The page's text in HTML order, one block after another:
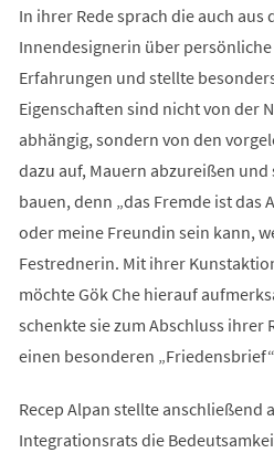
In ihrer Rede sprach die auch aus
Innendesignerin über
Erfahrungen und stellte
Eigenschaften sind nicht von der
abhängig, sondern von den
dazu auf, Mauern abzureißen
bauen, denn „das Fremde ist das
oder meine Freundin sein kann,
Festrednerin. Mit ihrer
möchte Gök Che hierauf
schenkte sie zum Abschluss ihrer
einen besonderen
Recep Alpan stellte anschließend
Integrationsrats die